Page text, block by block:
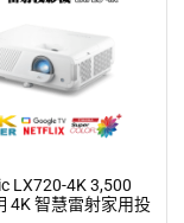
LX720-4K 3,500
4K 智慧雷射家用投